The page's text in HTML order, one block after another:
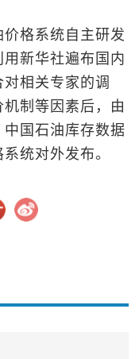
格系统自主研发
新华社遍布国内
相关专家的调
制等因素后，由
国石油库存数据
统对外发布。